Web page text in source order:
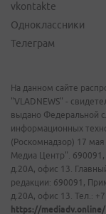
vkontakte
Одноклассники
Телеграм
На данном сайте
"VLADNEWS" -
выдано Федеральной
информационных
(Роскомнадзор) 17
Медиа Центр". 690091,
д.20А, офис 13.
редакции: 690091,
д.20А, офис 13. Тел.:
https://mediadv.online/